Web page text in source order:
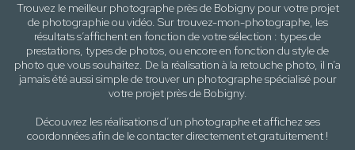
Trouvez le meilleur photographe près de Bobignypour votre projet
de photographie ou vidéo. Sur trouvez-mon-photographe, les
résultats s’affichent en fonction de votre sélection : types de
prestations, types de photos, ou encore en fonction du stylede
photo que vous souhaitez. De la réalisation à la retouche photo, il n’a
jamais été aussi simple de trouver un photographe spécialisé pour
votre projet près de Bobigny.
Découvrez les réalisations d’un photographe et affichez ses
coordonnées afin de le contacter directement et gratuitement !